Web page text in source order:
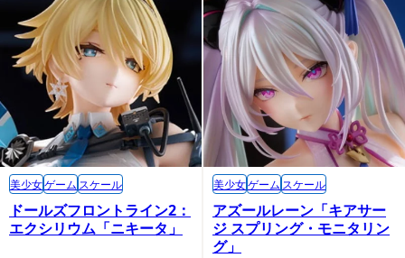
ドールズフロントライン2：
エクシリウム「ニキータ」
美少女ゲーム スケール
アズールレーン「キアサー
ジ スプリング・モニタリン
グ」
美少女ゲーム スケール